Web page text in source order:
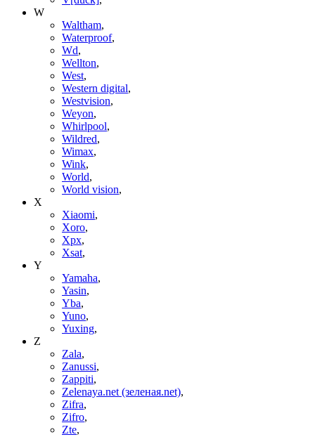
W
Waltham,
Waterproof,
Wd,
Wellton,
West,
Western digital,
Westvision,
Weyon,
Whirlpool,
Wildred,
Wimax,
Wink,
World,
World vision,
X
Xiaomi,
Xoro,
Xpx,
Xsat,
Y
Yamaha,
Yasin,
Yba,
Yuno,
Yuxing,
Z
Zala,
Zanussi,
Zappiti,
Zelenaya.net (зеленая.net),
Zifra,
Zifro,
Zte,